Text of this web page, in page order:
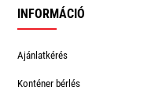
INFORMÁCIÓ
Ajánlatkérés
Konténer bérlés